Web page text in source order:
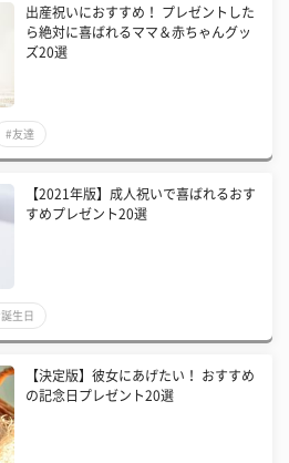
出産祝いにおすすめ！ プレゼントした
ら絶対に喜ばれるママ＆赤ちゃんグッ
ズ20選
#友達
【2021年版】成人祝いで喜ばれるおす
すめプレゼント20選
生日
【決定版】彼女にあげたい！ おすすめ
の記念日プレゼント20選